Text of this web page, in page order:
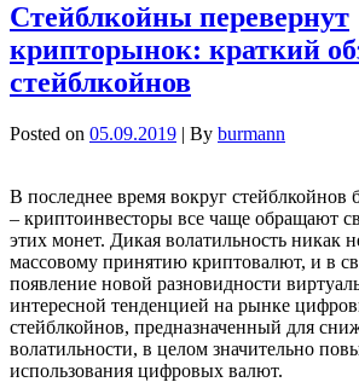
Стейблкойны перевернут
крипторынок: краткий
стейблкойнов
Posted on 05.09.2019 | By burmann
В последнее время вокруг
– криптоинвесторы все чаще обращают
этих монет. Дикая волатильность никак
массовому принятию криптовалют, и в
появление новой разновидности
интересной тенденцией на рынке
стейблкойнов, предназначенный для
волатильности, в целом значительно
использования цифровых валют.